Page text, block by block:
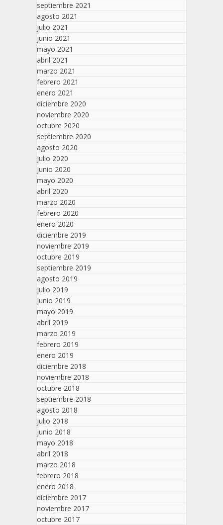
septiembre 2021
agosto 2021
julio 2021
junio 2021
mayo 2021
abril 2021
marzo 2021
febrero 2021
enero 2021
diciembre 2020
noviembre 2020
octubre 2020
septiembre 2020
agosto 2020
julio 2020
junio 2020
mayo 2020
abril 2020
marzo 2020
febrero 2020
enero 2020
diciembre 2019
noviembre 2019
octubre 2019
septiembre 2019
agosto 2019
julio 2019
junio 2019
mayo 2019
abril 2019
marzo 2019
febrero 2019
enero 2019
diciembre 2018
noviembre 2018
octubre 2018
septiembre 2018
agosto 2018
julio 2018
junio 2018
mayo 2018
abril 2018
marzo 2018
febrero 2018
enero 2018
diciembre 2017
noviembre 2017
octubre 2017